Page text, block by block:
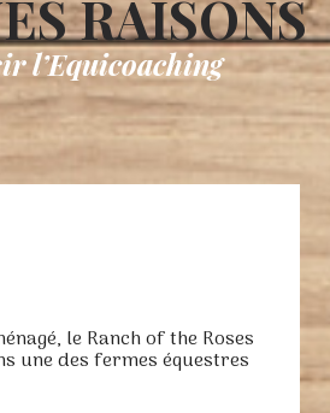
RAISONS
l’Equicoaching
le Ranch of the Roses
une des fermes équestres